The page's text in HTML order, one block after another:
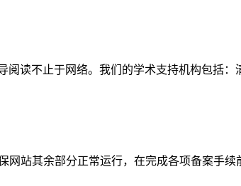
读不止于网络。我们的学术支持机构包括：
站其余部分正常运行，在完成各项备案手